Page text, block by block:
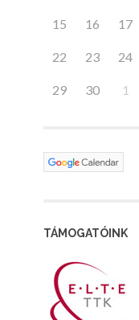
15 16 17
22 23 24
29 30 1
TÁMOGATÓINK